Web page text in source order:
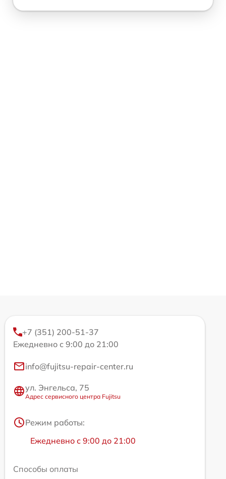
+7 (351) 200-51-37
Ежедневно с 9:00 до 21:00
info@fujitsu-repair-center.ru
ул. Энгельса, 75
Адрес сервисного центра Fujitsu
Режим работы:
Ежедневно с 9:00 до 21:00
Способы оплаты